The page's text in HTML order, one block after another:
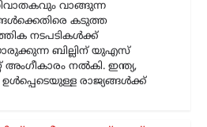
,ദേശീയം,ലേറ്റസ്റ്റ് ന്യൂസ്
ചാർജ് നീക്കം